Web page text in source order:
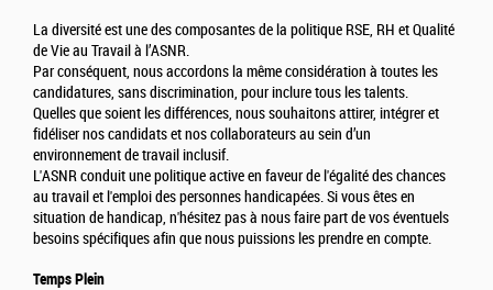
La diversité est une des composantes de la politique RSE, RH et Qualité
de Vie au Travail à l’ASNR.
Par conséquent, nous accordons la même considération à toutes les
candidatures, sans discrimination, pour inclure tous les talents.
Quelles que soient les différences, nous souhaitons attirer, intégrer et
fidéliser nos candidats et nos collaborateurs au sein d’un
environnement de travail inclusif.
L'ASNR conduit une politique active en faveur de l'égalité des chances
au travail et l'emploi des personnes handicapées. Si vous êtes en
situation de handicap, n'hésitez pas à nous faire part de vos éventuels
besoins spécifiques afin que nous puissions les prendre en compte.
Temps Plein